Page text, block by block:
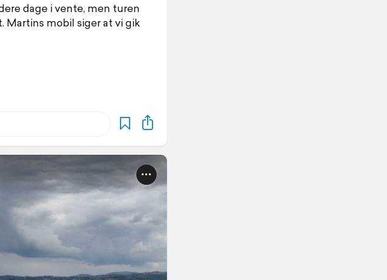
dage i vente, men turen
Martins mobil siger at vi gik